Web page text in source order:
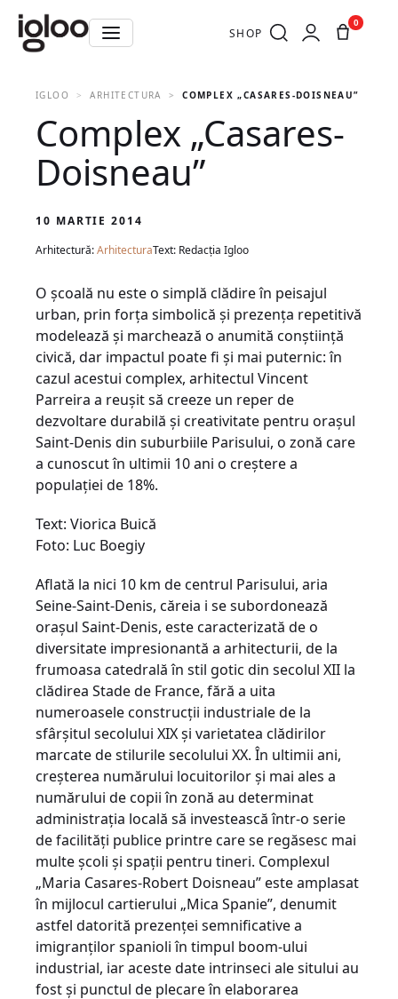
SHOP
0
IGLOO ARHITECTURA COMPLEX „CASARES-DOISNEAU”
Complex „Casares-
Doisneau”
10 MARTIE 2014
Arhitectură:ArhitecturaText: Redacția Igloo
O şcoală nu este o simplă clădire în peisajul
urban, prin forţa simbolică şi prezenţa repetitivă
modelează şi marchează o anumită conştiinţă
civică, dar impactul poate fi şi mai puternic: în
cazul acestui complex, arhitectul Vincent
Parreira a reuşit să creeze un reper de
dezvoltare durabilă şi creativitate pentru oraşul
Saint-Denis din suburbiile Parisului, o zonă care
a cunoscut în ultimii 10 ani o creştere a
populaţiei de 18%.
Text: Viorica Buică
Foto: Luc Boegiy
Aflată la nici 10 km de centrul Parisului, aria
Seine-Saint-Denis, căreia i se subordonează
oraşul Saint-Denis, este caracterizată de o
diversitate impresionantă a arhitecturii, de la
frumoasa catedrală în stil gotic din secolul XII la
clădirea Stade de France, fără a uita
numeroasele construcţii industriale de la
sfârşitul secolului XIX şi varietatea clădirilor
marcate de stilurile secolului XX. În ultimii ani,
creşterea numărului locuitorilor şi mai ales a
numărului de copii în zonă au determinat
administraţia locală să investească într-o serie
de facilităţi publice printre care se regăsesc mai
multe şcoli şi spaţii pentru tineri. Complexul
„Maria Casares-Robert Doisneau” este amplasat
în mijlocul cartierului „Mica Spanie”, denumit
astfel datorită prezenţei semnificative a
imigranţilor spanioli în timpul boom-ului
industrial, iar aceste date intrinseci ale sitului au
fost şi punctul de plecare în elaborarea